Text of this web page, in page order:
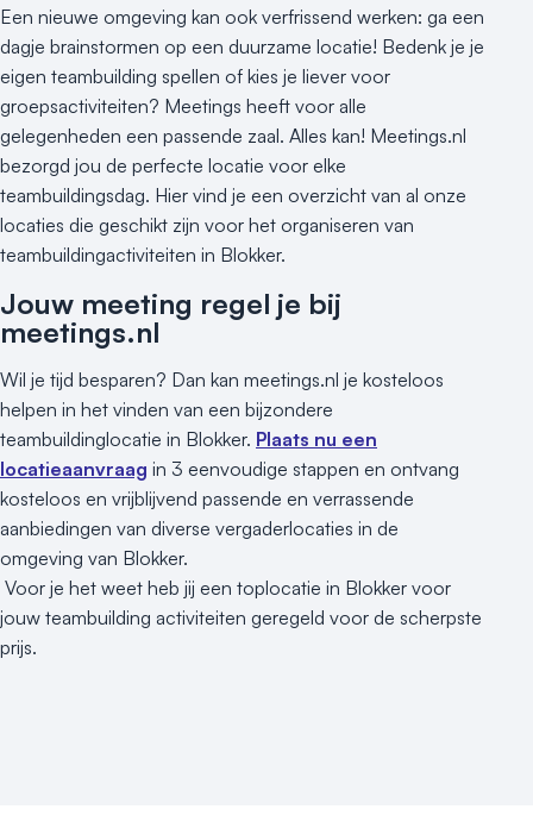
Een nieuwe omgeving kan ook verfrissend werken: ga een
dagje brainstormen op een duurzame locatie! Bedenk je je
eigen teambuilding spellen of kies je liever voor
groepsactiviteiten? Meetings heeft voor alle
gelegenheden een passende zaal. Alles kan! Meetings.nl
bezorgd jou de perfecte locatie voor elke
teambuildingsdag. Hier vind je een overzicht van al onze
locaties die geschikt zijn voor het organiseren van
teambuildingactiviteiten in Blokker.
Jouw meeting regel je bij
meetings.nl
Wil je tijd besparen? Dan kan meetings.nl je kosteloos
helpen in het vinden van een bijzondere
teambuildinglocatie in Blokker. Plaats nu een
locatieaanvraag in 3 eenvoudige stappen en ontvang
kosteloos en vrijblijvend passende en verrassende
aanbiedingen van diverse vergaderlocaties in de
omgeving van Blokker.
Voor je het weet heb jij een toplocatie in Blokker voor
jouw teambuilding activiteiten geregeld voor de scherpste
prijs.